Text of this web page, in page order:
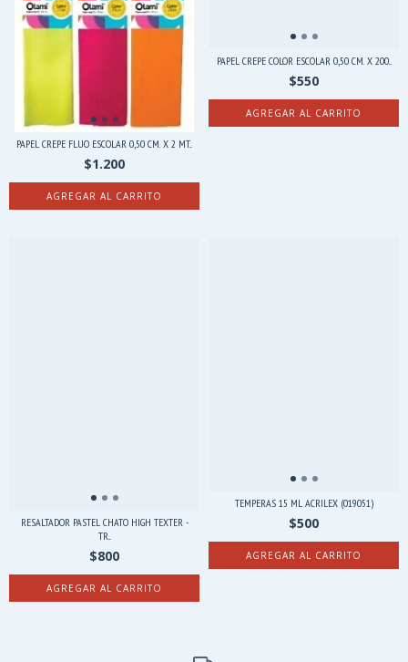
PAPEL CREPE FLUO ESCOLAR 0,50 CM. X 2 MT...
$1.200
AGREGAR AL CARRITO
PAPEL CREPE COLOR ESCOLAR 0,50 CM. X 200...
$550
AGREGAR AL CARRITO
RESALTADOR PASTEL CHATO HIGH TEXTER -
TR...
$800
AGREGAR AL CARRITO
TEMPERAS 15 ML ACRILEX (019051)
$500
AGREGAR AL CARRITO